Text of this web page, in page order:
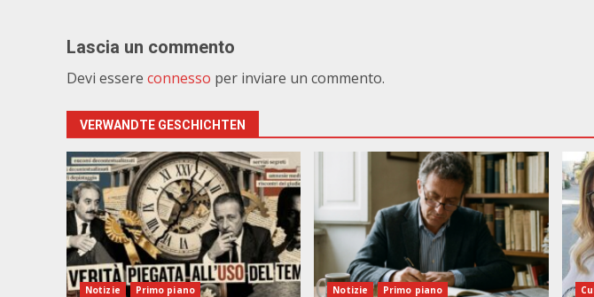
Lascia un commento
Devi essere connesso per inviare un commento.
VERWANDTE GESCHICHTEN
Notizie Primo piano Notizie Primo piano